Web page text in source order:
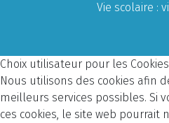
Vie scolaire :
Choix utilisateur pour les Cookies
Nous utilisons des cookies afin
meilleurs services possibles. Si
ces cookies, le site web pourrait